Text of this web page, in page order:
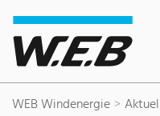
Inhaltsbereich
Suche
Hauptnavigation
Kontakt
Footer
WEB Windenergie